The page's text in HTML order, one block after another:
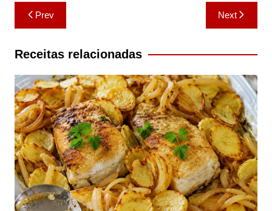
Navegação
de
artigos
Prev Next
Receitas relacionadas